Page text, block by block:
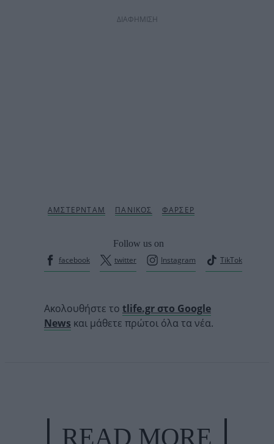
ΔΙΑΦΗΜΙΣΗ
Follow us on
facebook
twitter Instagram TikTok
Ακολουθήστε το tlife.gr στο Google
News και μάθετε πρώτοι όλα τα νέα.
READ MORE